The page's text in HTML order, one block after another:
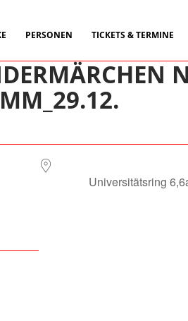
PERSONEN TICKETS & TERMINE
Universitätsring